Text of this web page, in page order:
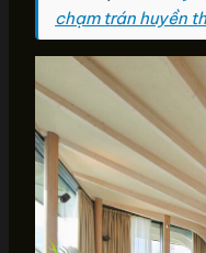
chạm trán huyền